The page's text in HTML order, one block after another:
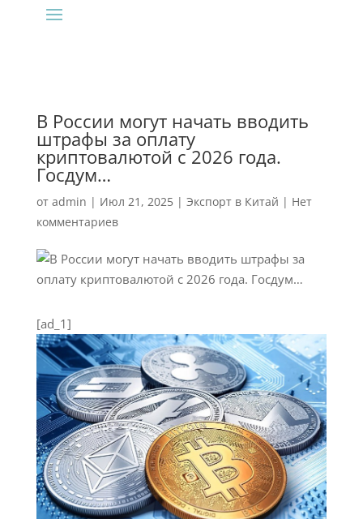
В России могут начать вводить
штрафы за оплату
криптовалютой с 2026 года.
Госдум…
от admin | Июл 21, 2025| Экспорт в Китай | Нет
комментариев
[ad_1]